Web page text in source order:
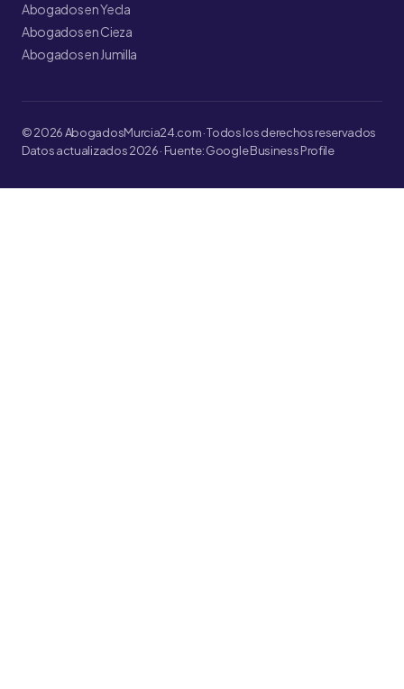
Abogados en Yecla
Abogados en Cieza
Abogados en Jumilla
© 2026 AbogadosMurcia24.com · Todos los derechos reservados
Datos actualizados 2026 · Fuente: Google Business Profile